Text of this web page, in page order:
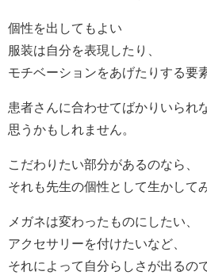
個性を出してもよい
服装は自分を表現したり、
モチベーションをあげたりする要
患者さんに合わせてばかりいられ
思うかもしれません。
こだわりたい部分があるのなら、
それも先生の個性として生かして
メガネは変わったものにしたい、
アクセサリーを付けたいなど、
それによって自分らしさが出るの